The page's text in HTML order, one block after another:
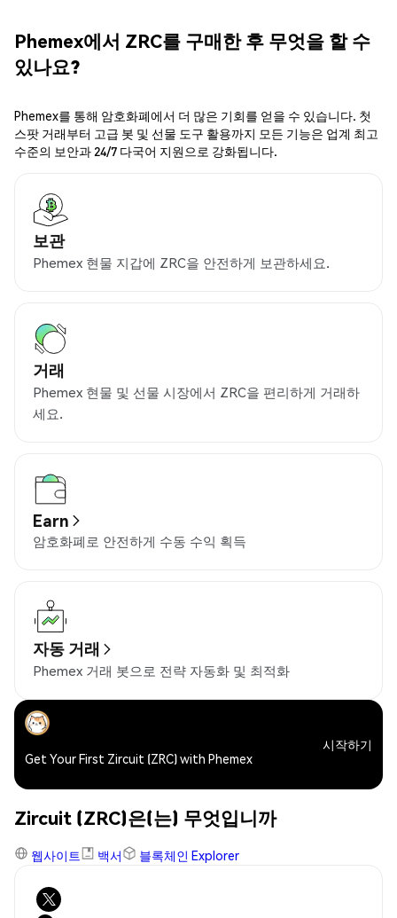
Phemex에서 ZRC를 구매한 후 무엇을 할 수
있나요?
Phemex를 통해 암호화폐에서 더 많은 기회를 얻을 수 있습니다. 첫
스팟 거래부터 고급 봇 및 선물 도구 활용까지 모든 기능은 업계 최고
수준의 보안과 24/7 다국어 지원으로 강화됩니다.
보관
Phemex 현물 지갑에 ZRC을 안전하게 보관하세요.
거래
Phemex 현물 및 선물 시장에서 ZRC을 편리하게 거래하
세요.
Earn
암호화폐로 안전하게 수동 수익 획득
자동 거래
Phemex 거래 봇으로 전략 자동화 및 최적화
Get Your First Zircuit (ZRC) with Phemex
시작하기
Zircuit (ZRC)은(는) 무엇입니까
웹사이트 백서 블록체인 Explorer